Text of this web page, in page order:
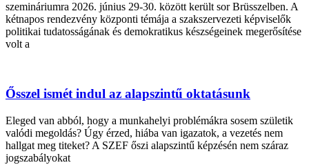
szemináriumra 2026. június 29-30. között került sor Brüsszelben. A
kétnapos rendezvény központi témája a szakszervezeti képviselők
politikai tudatosságának és demokratikus készségeinek megerősítése
volt a
Ősszel ismét indul az alapszintű oktatásunk
Eleged van abból, hogy a munkahelyi problémákra sosem születik
valódi megoldás? Úgy érzed, hiába van igazatok, a vezetés nem
hallgat meg titeket? A SZEF őszi alapszintű képzésén nem száraz
jogszabályokat